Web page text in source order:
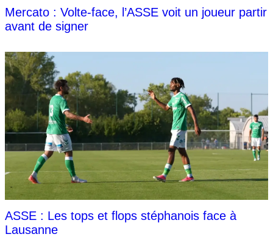
Mercato : Volte-face, l’ASSE voit un joueur partir
avant de signer
ASSE : Les tops et flops stéphanois face à
Lausanne